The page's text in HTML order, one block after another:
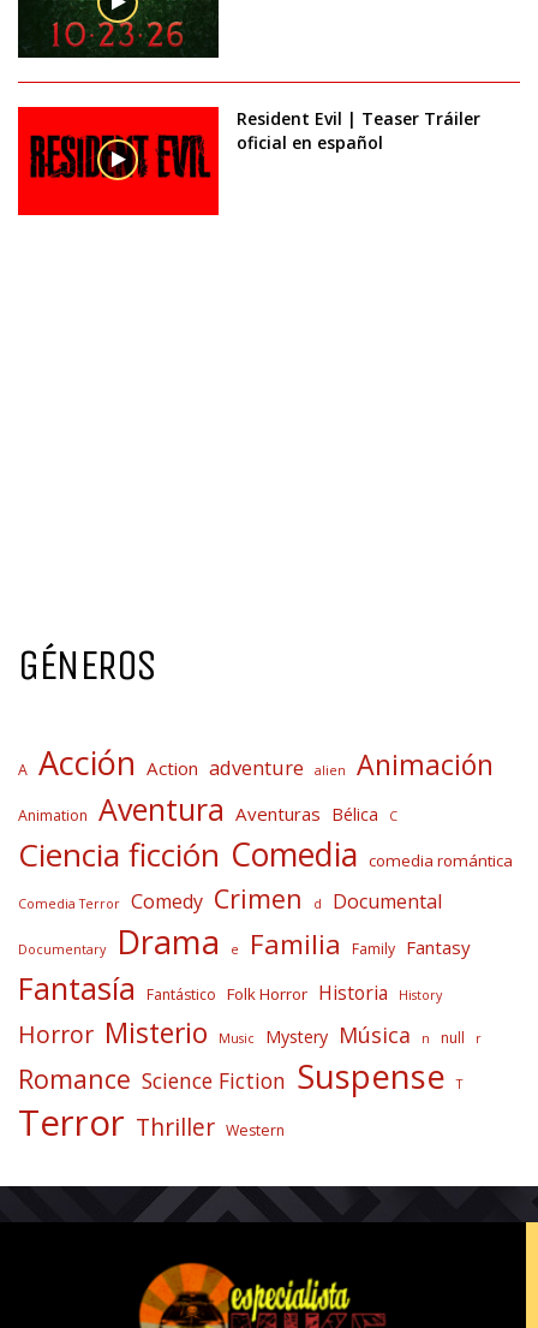
Resident Evil | Teaser Tráiler
oficial en español
GÉNEROS
A Acción Action adventure alien Animación
Animation Aventura Aventuras Bélica C
Ciencia ficción Comedia comedia romántica
Comedia Terror Comedy Crimen d Documental
Documentary Drama e Familia Family Fantasy
Fantasía Fantástico Folk Horror Historia History
Horror Misterio Music Mystery Música n null r
Romance Science Fiction Suspense T
Terror Thriller Western